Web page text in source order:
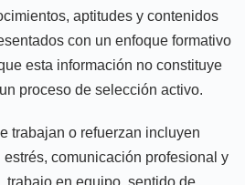
aptitudes y contenidos
con un enfoque formativo
esta información no constituye
proceso de selección activo.
trabajan o refuerzan incluyen
comunicación profesional y
trabajo en equipo, sentido de